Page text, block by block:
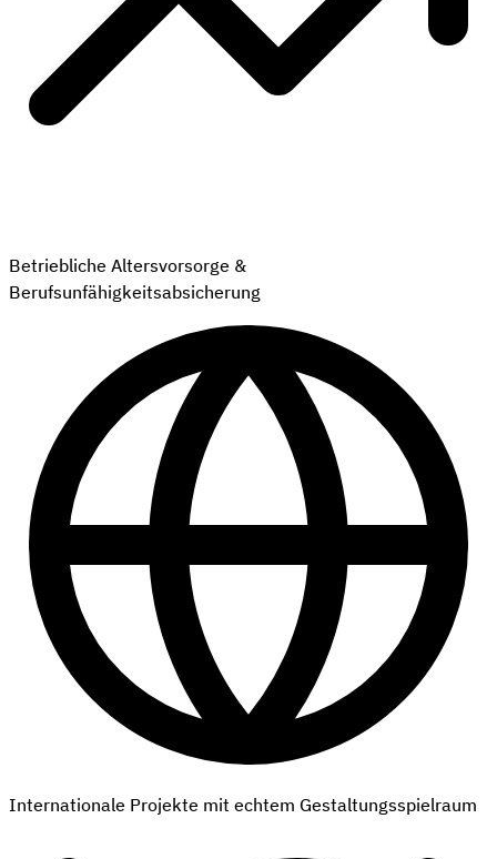
Betriebliche Altersvorsorge &
Berufsunfähigkeitsabsicherung
Internationale Projekte mit echtem Gestaltungsspielraum